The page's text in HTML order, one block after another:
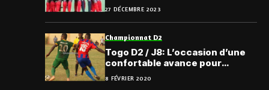
27 DÉCEMBRE 2023
Championnat D2
Togo D2 / J8: L’occasion d’une
confortable avance pour
l’Entente2; toutes les affiches
8 FÉVRIER 2020